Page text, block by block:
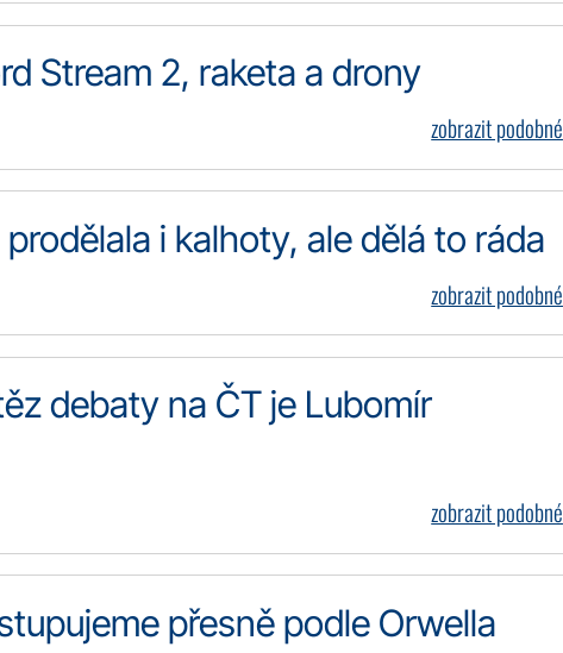
Stream 2, raketa a drony
zobrazit podobné
i kalhoty, ale dělá to ráda
zobrazit podobné
debaty na ČT je Lubomír
zobrazit podobné
přesně podle Orwella